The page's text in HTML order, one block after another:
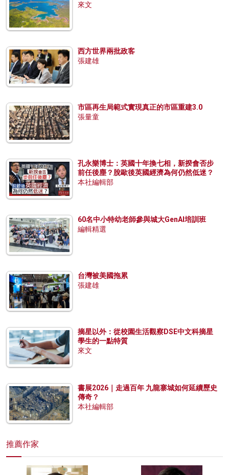
來文
西方世界兩批政客
張建雄
市區再生局範式實現真正的市區重建3.0
張量童
孔永樂博士：英國十年換七相，新揆會否步
前任後塵？脫歐後英國經濟為何仍然低迷？
本社編輯部
60名中小特幼老師參與城大GenAI培訓班
編輯精選
台灣被美國拖累
張建雄
摘星以外：從校園生活觀察DSE中文科摘星
學生的一點特質
來文
書展2026｜走過百年 九龍寨城如何延續歷史
傳奇？
本社編輯部
推薦作家